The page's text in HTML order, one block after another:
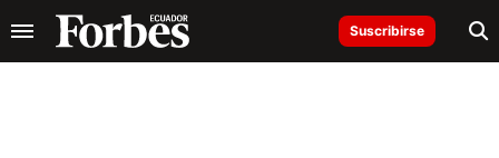
Suscribirse